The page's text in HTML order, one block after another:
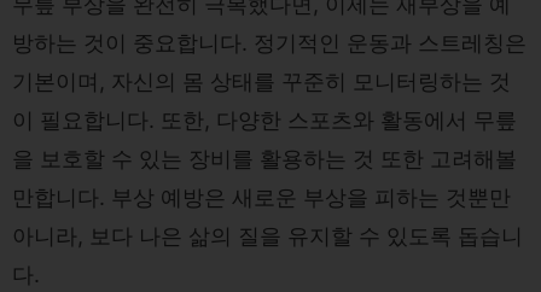
방하는 것이 중요합니다. 정기적인 운동과 스트레칭은
기본이며, 자신의 몸 상태를 꾸준히 모니터링하는 것
이 필요합니다. 또한, 다양한 스포츠와 활동에서 무릎
을 보호할 수 있는 장비를 활용하는 것 또한 고려해볼
만합니다. 부상 예방은 새로운 부상을 피하는 것뿐만
아니라, 보다 나은 삶의 질을 유지할 수 있도록 돕습니
다.